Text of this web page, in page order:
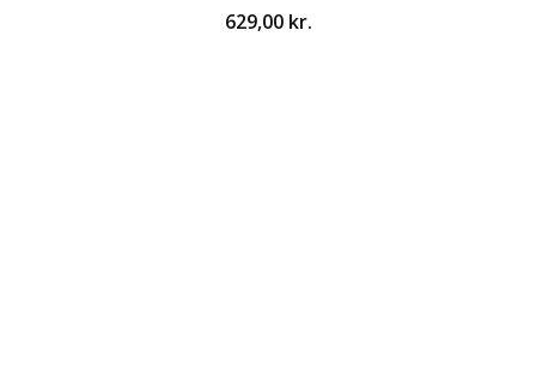
629,00 kr.